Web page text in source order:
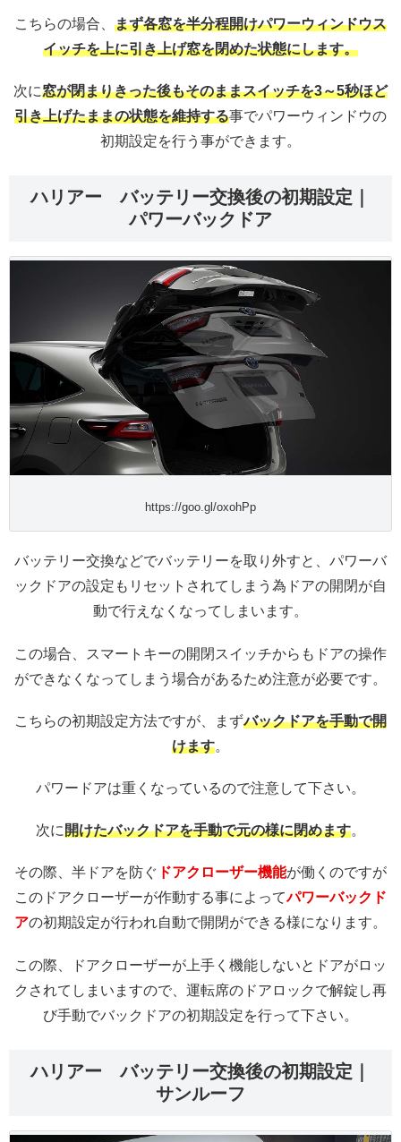
こちらの場合、 まず各窓を半分程開けパワーウィンドウス
イッチを上に引き上げ窓を閉めた状態にします。
次に窓が閉まりきった後もそのままスイッチを3～5秒ほど
引き上げたままの状態を維持する事でパワーウィンドウの
初期設定を行う事ができます。
ハリアー バッテリー交換後の初期設定｜
パワーバックドア
https://goo.gl/oxohPp
バッテリー交換などでバッテリーを取り外すと、パワーバ
ックドアの設定もリセットされてしまう為ドアの開閉が自
動で行えなくなってしまいます。
この場合、スマートキーの開閉スイッチからもドアの操作
ができなくなってしまう場合があるため注意が必要です。
こちらの初期設定方法ですが、まずバックドアを手動で開
けます。
パワードアは重くなっているので注意して下さい。
次に開けたバックドアを手動で元の様に閉めます。
その際、半ドアを防ぐ ドアクローザー機能が働くのですが
このドアクローザーが作動する事によってパワーバックド
アの初期設定が行われ自動で開閉ができる様になります。
この際、ドアクローザーが上手く機能しないとドアがロッ
クされてしまいますので、運転席のドアロックで解錠し再
び手動でバックドアの初期設定を行って下さい。
ハリアー バッテリー交換後の初期設定｜
サンルーフ